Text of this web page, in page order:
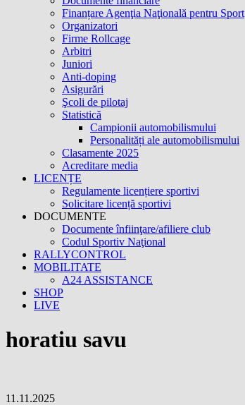
Finanțare Agenţia Naţională pentru Sport
Organizatori
Firme Rollcage
Arbitri
Juniori
Anti-doping
Asigurări
Şcoli de pilotaj
Statistică
Campionii automobilismului
Personalități ale automobilismului
Clasamente 2025
Acreditare media
LICENȚE
Regulamente licențiere sportivi
Solicitare licență sportivi
DOCUMENTE
Documente înfiinţare/afiliere club
Codul Sportiv Naţional
RALLYCONTROL
MOBILITATE
A24 ASSISTANCE
SHOP
LIVE
horatiu savu
11.11.2025